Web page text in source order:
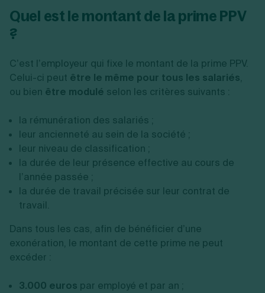
Quel est le montant de la prime PPV
?
C’est l’employeur qui fixe le montant de la prime PPV.
Celui-ci peut être le même pour tous les salariés,
ou bien être modulé selon les critères suivants :
la rémunération des salariés ;
leur ancienneté au sein de la société ;
leur niveau de classification ;
la durée de leur présence effective au cours de
l’année passée ;
la durée de travail précisée sur leur contrat de
travail.
Dans tous les cas, afin de bénéficier d’une
exonération, le montant de cette prime ne peut
excéder :
3.000 euros par employé et par an ;